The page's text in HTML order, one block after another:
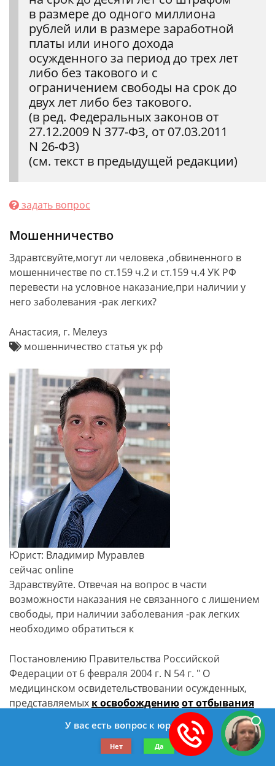
в размере до одного миллиона
рублей или в размере заработной
платы или иного дохода
осужденного за период до трех лет
либо без такового и с
ограничением свободы на срок до
двух лет либо без такового.
(в ред. Федеральных законов от
27.12.2009 N 377-ФЗ, от 07.03.2011
N 26-ФЗ)
(см. текст в предыдущей редакции)
задать вопрос
Мошенничество
Здравтсвуйте,могут ли человека ,обвиненного в
мошенничестве по ст.159 ч.2 и ст.159 ч.4 УК РФ
перевести на условное наказание,при наличии у
него заболевания -рак легких?
Анастасия, г. Мелеуз
мошенничество статья ук рф
Юрист: Владимир Муравлев
сейчас online
Здравствуйте. Отвечая на вопрос в части
возможности наказания не связанного с лишением
свободы, при наличии заболевания -рак легких
необходимо обратиться к
Постановлению Правительства Российской
Федерации от 6 февраля 2004 г. N 54 г. " О
медицинском освидетельствовании осужденных,
представляемых к освобождениюот отбывания
Перечень заболеваний,
препятствующих
У вас есть вопрос к юристу?
Нет Да